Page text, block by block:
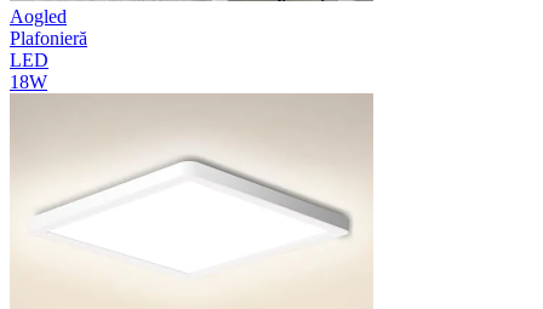
Aogled
Plafonieră
LED
18W